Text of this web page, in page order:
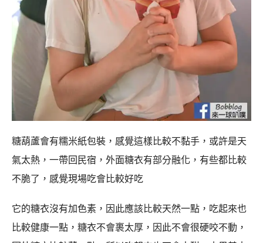
糖葫蘆會有糯米紙包裝，感覺這樣比較不黏手，或許是天
氣太熱，一帶回民宿，外面糖衣有部分融化，有些都比較
不脆了，感覺現場吃會比較好吃
它的糖衣沒有加色素，因此應該比較天然一點，吃起來也
比較健康一點，糖衣不會裹太厚，因此不會很硬咬不動，